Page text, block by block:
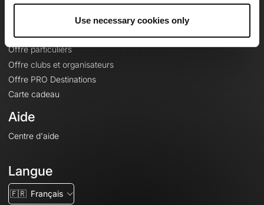
Use necessary cookies only
Fonds de cartes topographiques
Fonctionnalités
Offre particuliers
Offre clubs et organisateurs
Offre PRO Destinations
Carte cadeau
Aide
Centre d'aide
Langue
🇫🇷 Français